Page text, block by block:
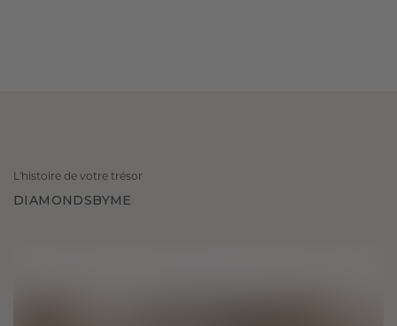
L'histoire de votre trésor
DIAMONDSBYME